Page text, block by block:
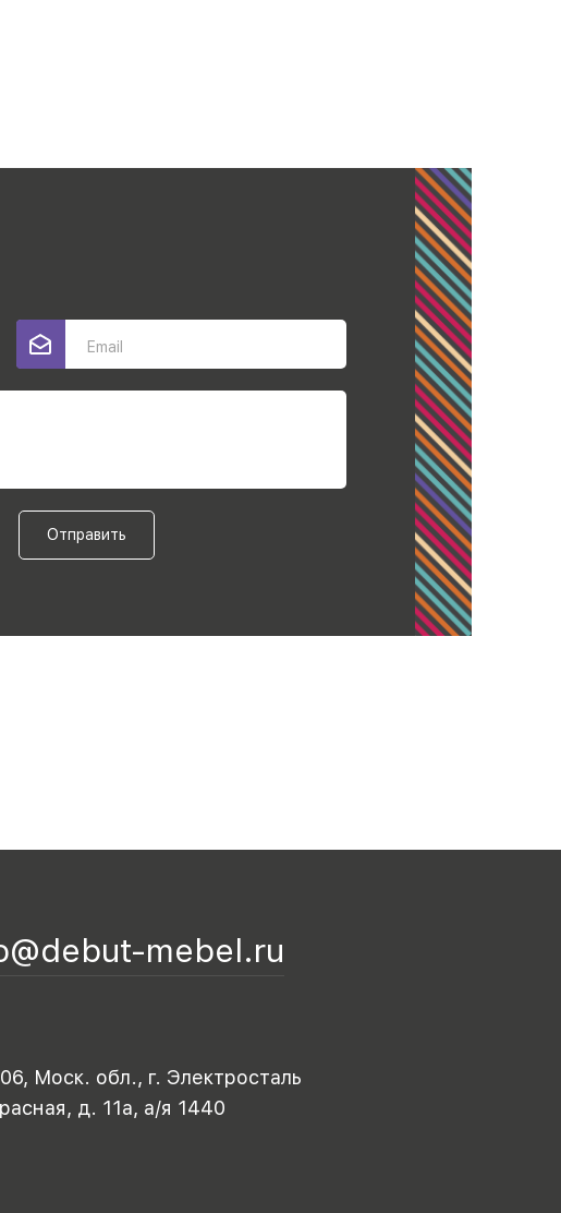
Email
Отправить
mebel.ru
Моск. обл., г. Электросталь
д. 11а, а/я 1440